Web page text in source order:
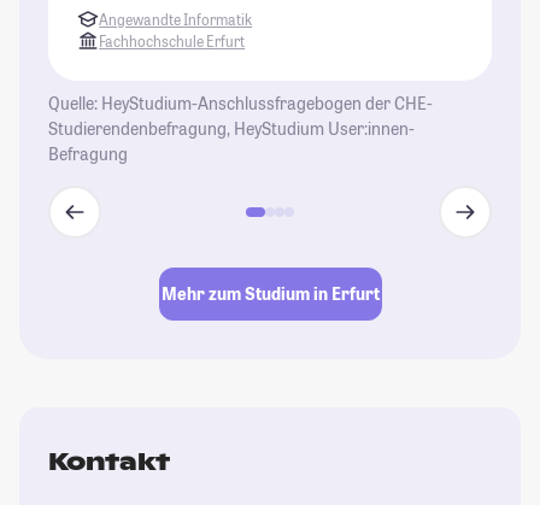
Angewandte Informatik
Fachhochschule Erfurt
Quelle: HeyStudium-Anschlussfragebogen der CHE-
Studierendenbefragung, HeyStudium User:innen-
Befragung
Mehr zum Studium in Erfurt
Kontakt